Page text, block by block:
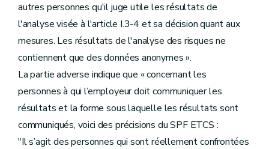
autres personnes qu'il juge utile les résultats de
l'analyse visée à l'article I.3-4 et sa décision quant aux
mesures. Les résultats de l'analyse des risques ne
contiennent que des données anonymes ».
La partie adverse indique que « concernant les
personnes à qui l’employeur doit communiquer les
résultats et la forme sous laquelle les résultats sont
communiqués, voici des précisions du SPF ETCS :
"Il s’agit des personnes qui sont réellement confrontées